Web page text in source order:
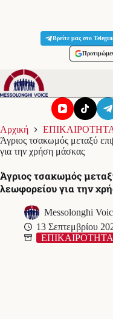
Βρείτε μας στο
Αρχική
Άγριος τσακωμός μεταξύ
για την χρήση μάσκας
Άγριος τσακωμός
λεωφορείου για την
Messolonghi
13 Σεπτεμβρίου
ΕΠΙΚΑΙΡΟΤΗΤΑ